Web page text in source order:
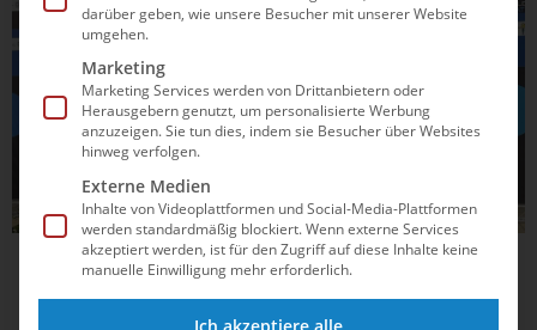
30.11.2024 07:32
Finn Awe aus Rostock wird
darüber geben, wie unsere Besucher mit unserer Website
umgehen.
Marketing
Marketing Services werden von Drittanbietern oder
Herausgebern genutzt, um personalisierte Werbung
anzuzeigen. Sie tun dies, indem sie Besucher über Websites
hinweg verfolgen.
Externe Medien
Inhalte von Videoplattformen und Social-Media-Plattformen
werden standardmäßig blockiert. Wenn externe Services
akzeptiert werden, ist für den Zugriff auf diese Inhalte keine
manuelle Einwilligung mehr erforderlich.